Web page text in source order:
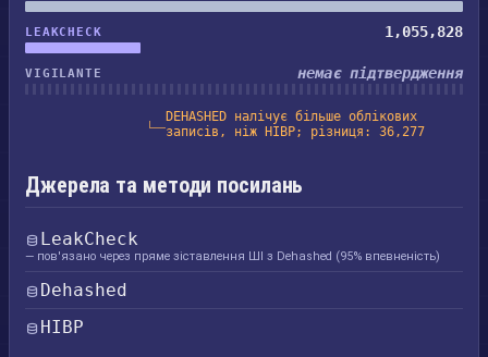
LEAKCHECK 1,055,828
VIGILANTE немає підтвердження
DEHASHED налічує більше облікових
записів, ніж HIBP; різниця: 36,277
Джерела та методи посилань
LeakCheck
— пов'язано через пряме зіставлення ШІ з Dehashed (95% впевненість)
Dehashed
HIBP